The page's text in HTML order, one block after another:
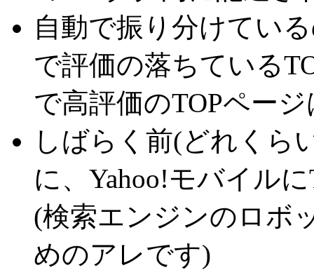
自動で振り分けてい
で評価の落ちている
で高評価のTOPペー
しばらく前(どれくら
に、Yahoo!モバイル
(検索エンジンのロボ
めのアレです)